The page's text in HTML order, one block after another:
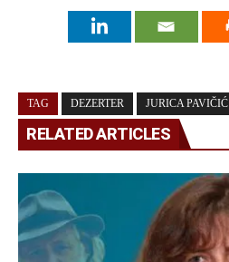
TAG DEZERTER JURICA PAVIČIĆ
RELATED ARTICLES